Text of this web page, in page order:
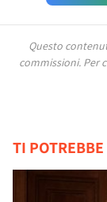
Questo
commissioni. Per
TI